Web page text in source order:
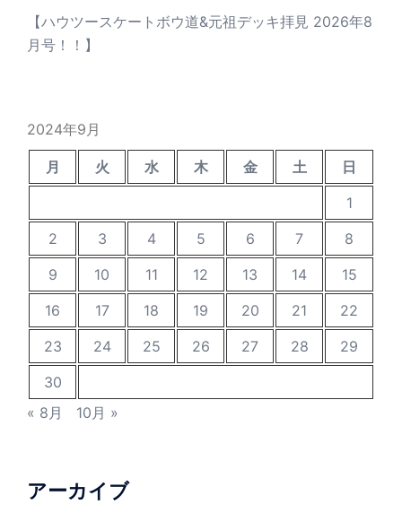
【ハウツースケートボウ道&元祖デッキ拝見 2026年8
月号！！】
2024年9月
月 火 水 木 金 土
日
1
2
3 4 5 6 7
8
9
10 11 12 13 14
15
16
17 18 19 20 21
22
23
24 25 26 27 28
29
30
« 8月
10月 »
アーカイブ